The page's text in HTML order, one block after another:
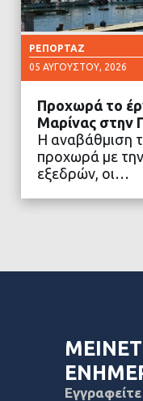
ΡΕΠΟΡΤΆΖ
05 ΑΥΓΟΎΣΤΟΥ, 2026
Προχωρά το
Μαρίνας στην
Η αναβάθμιση
προχωρά με
εξεδρών, οι…